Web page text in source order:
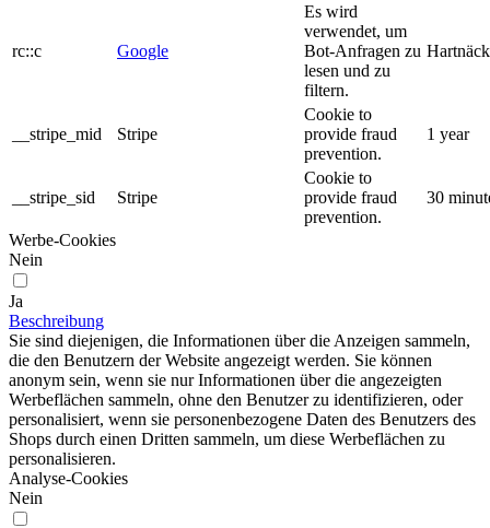
rc::c Google
Es wird
verwendet, um
Bot-Anfragen zu
lesen und zu
filtern.
__stripe_mid Stripe
Cookie to
provide fraud
prevention.
1 year
__stripe_sid Stripe
Cookie to
provide fraud
prevention.
30
Werbe-Cookies
Nein
Ja
Beschreibung
Sie sind diejenigen, die Informationen über die Anzeigen sammeln,
die den Benutzern der Website angezeigt werden. Sie können
anonym sein, wenn sie nur Informationen über die angezeigten
Werbeflächen sammeln, ohne den Benutzer zu identifizieren, oder
personalisiert, wenn sie personenbezogene Daten des Benutzers des
Shops durch einen Dritten sammeln, um diese Werbeflächen zu
personalisieren.
Analyse-Cookies
Nein